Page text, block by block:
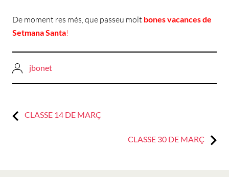
De moment res més, que passeu molt bones vacances de
Setmana Santa!
jbonet
Navegació
Previous:
CLASSE 14 DE MARÇ
Next:
CLASSE 30 DE MARÇ